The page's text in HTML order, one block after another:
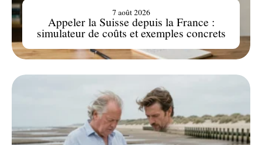
Appeler la Suisse depuis la France :
simulateur de coûts et exemples concrets
7 août 2026